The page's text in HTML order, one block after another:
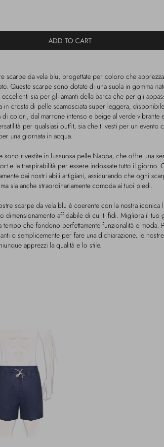
ADD TO CART
scarpe da vela blu, progettate per coloro che
Queste scarpe sono dotate di una suola in gomma
sia per gli amanti della barca che per gli
in crosta di pelle scamosciata super leggera,
di colori, dal marrone intenso e beige al verde vibrante
per qualsiasi outfit, sia che ti vesti per un evento
una giornata in acqua.
sono rivestite in lussuosa pelle Nappa, che offre una
e la traspirabilità per essere indossate tutto il giorno.
dai nostri abili artigiani, assicurando che ogni
sia anche straordinariamente comoda ai tuoi piedi.
scarpe da vela blu è coerente con la nostra iconica
dimensionamento affidabile di cui ti fidi. Migliora il tuo
tempo che fondono perfettamente funzionalità e moda.
o semplicemente per fare una dichiarazione, le
apprezzi la qualità e lo stile.